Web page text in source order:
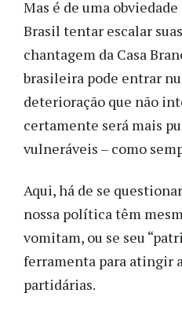
Mas é de uma
Brasil tentar escalar
chantagem da Casa
brasileira pode entrar
deterioração que não
certamente será mais
vulneráveis – como
Aqui, há de se
nossa política têm
vomitam, ou se seu
ferramenta para atingir
partidárias.